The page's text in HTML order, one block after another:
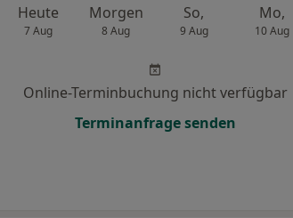
Heute
7 Aug
Morgen
8 Aug
So,
9 Aug
Mo,
10 Aug
Online-Terminbuchung nicht verfügbar
Terminanfrage senden